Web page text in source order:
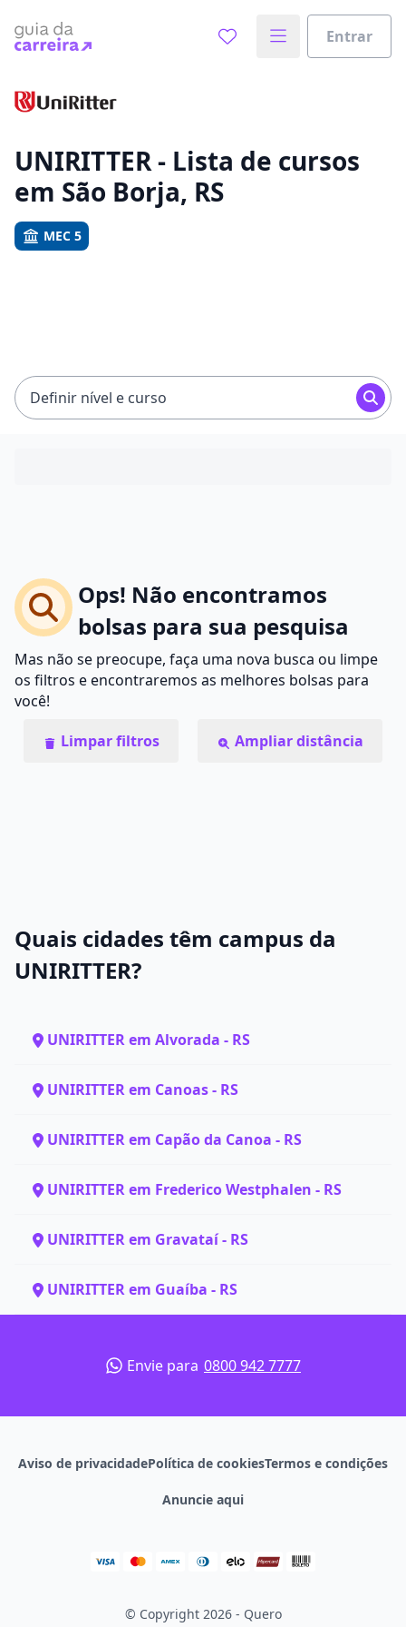
Entrar
Vamos te guiar no caminho ideal para seus estudos
Sim, já sei
UNIRITTER - Lista de cursos
em São Borja, RS
MEC 5
Definir nível e curso
Ops! Não encontramos
bolsas para sua pesquisa
Mas não se preocupe, faça uma nova busca ou limpe
os filtros e encontraremos as melhores bolsas para
você!
Limpar filtros
Ampliar distância
Quais cidades têm campus da
UNIRITTER?
UNIRITTER em Alvorada - RS
UNIRITTER em Canoas - RS
UNIRITTER em Capão da Canoa - RS
UNIRITTER em Frederico Westphalen - RS
UNIRITTER em Gravataí - RS
UNIRITTER em Guaíba - RS
Envie para 0800 942 7777
Aviso de privacidadePolítica de cookiesTermos e condições
Anuncie aqui
© Copyright 2026 - Quero